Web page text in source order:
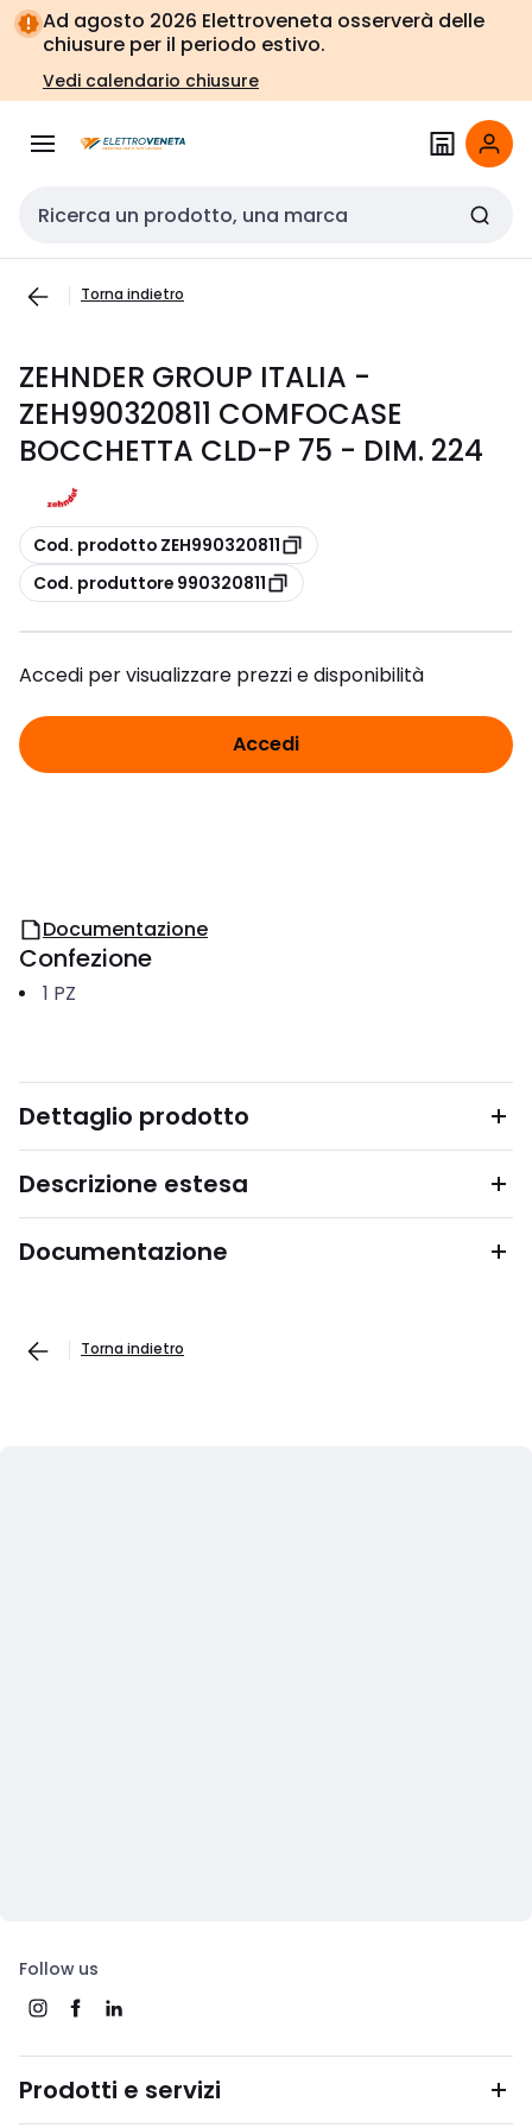
Vai alla
navigazione
Vai
alla
pagina
Ad agosto 2026 Elettroveneta osserverà delle
chiusure per il periodo estivo.
Vedi calendario chiusure
Cerca input
Torna indietro
ZEHNDER GROUP ITALIA -
ZEH990320811 COMFOCASE
BOCCHETTA CLD-P 75 - DIM. 224
copia
Cod. prodotto ZEH990320811
copia
Cod. produttore 990320811
Accedi per visualizzare prezzi e disponibilità
Accedi
Documentazione
Confezione
1 PZ
Dettaglio prodotto
Descrizione estesa
Documentazione
Torna indietro
Follow us
Prodotti e servizi